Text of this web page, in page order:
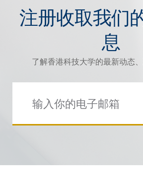
注册收取我们
息
了解香港科技大学的最新动态、